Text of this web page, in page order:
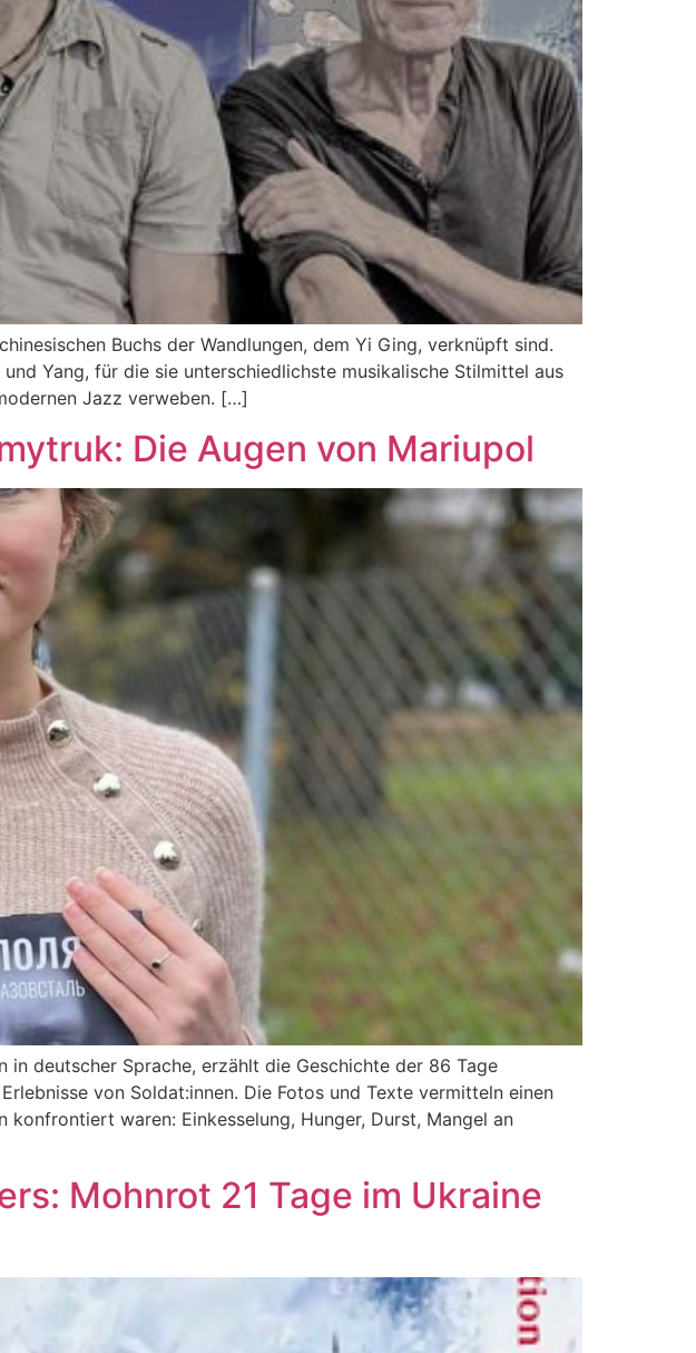
Buchs der Wandlungen, dem Yi Ging, verknüpft sind.
Yang, für die sie unterschiedlichste musikalische Stilmittel aus
Jazz verweben. […]
Die Augen von Mariupol
deutscher Sprache, erzählt die Geschichte der 86 Tage
von Soldat:innen. Die Fotos und Texte vermitteln einen
waren: Einkesselung, Hunger, Durst, Mangel an
Mohnrot 21 Tage im Ukraine